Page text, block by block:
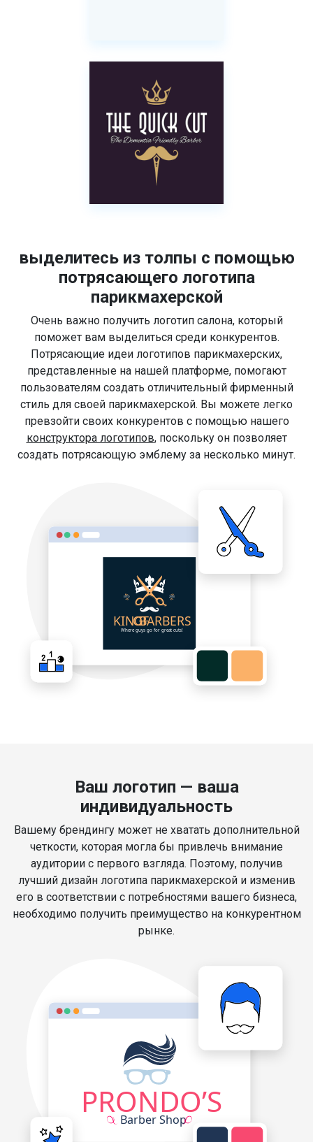
выделитесь из толпы с помощью
потрясающего логотипа
парикмахерской
Очень важно получить логотип салона, который
поможет вам выделиться среди конкурентов.
Потрясающие идеи логотипов парикмахерских,
представленные на нашей платформе, помогают
пользователям создать отличительный фирменный
стиль для своей парикмахерской. Вы можете легко
превзойти своих конкурентов с помощью нашего
конструктора логотипов, поскольку он позволяет
создать потрясающую эмблему за несколько минут.
Ваш логотип — ваша
индивидуальность
Вашему брендингу может не хватать дополнительной
четкости, которая могла бы привлечь внимание
аудитории с первого взгляда. Поэтому, получив
лучший дизайн логотипа парикмахерской и изменив
его в соответствии с потребностями вашего бизнеса,
необходимо получить преимущество на конкурентном
рынке.